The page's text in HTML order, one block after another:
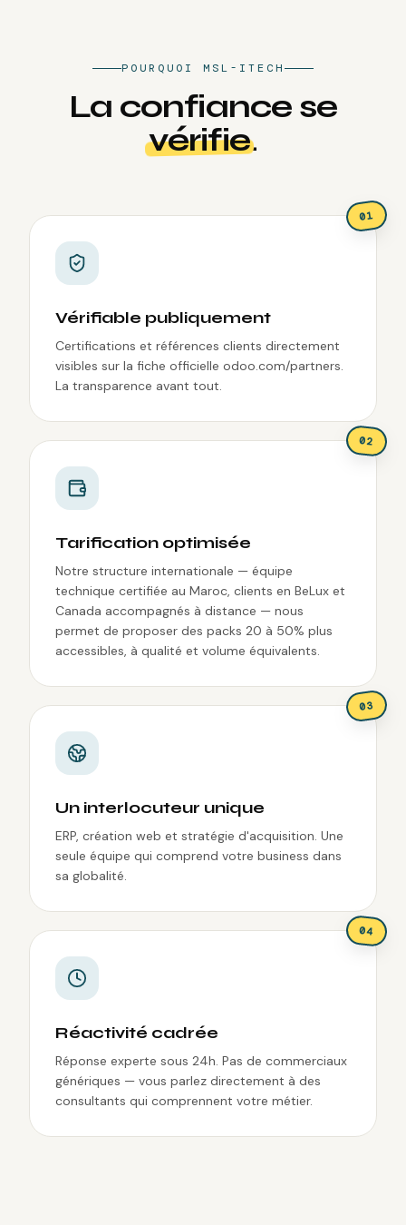
POURQUOI MSL-ITECH
La confiance se
vérifie.
01
Vérifiable publiquement
Certifications et références clients directement
visibles sur la fiche officielle odoo.com/partners.
La transparence avant tout.
02
Tarification optimisée
Notre structure internationale — équipe
technique certifiée au Maroc, clients en BeLux et
Canada accompagnés à distance — nous
permet de proposer des packs 20 à 50% plus
accessibles, à qualité et volume équivalents.
03
Un interlocuteur unique
ERP, création web et stratégie d'acquisition. Une
seule équipe qui comprend votre business dans
sa globalité.
04
Réactivité cadrée
Réponse experte sous 24h. Pas de commerciaux
génériques — vous parlez directement à des
consultants qui comprennent votre métier.